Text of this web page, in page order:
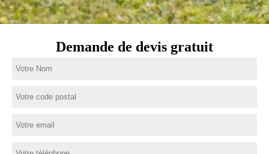
Demande de devis gratuit